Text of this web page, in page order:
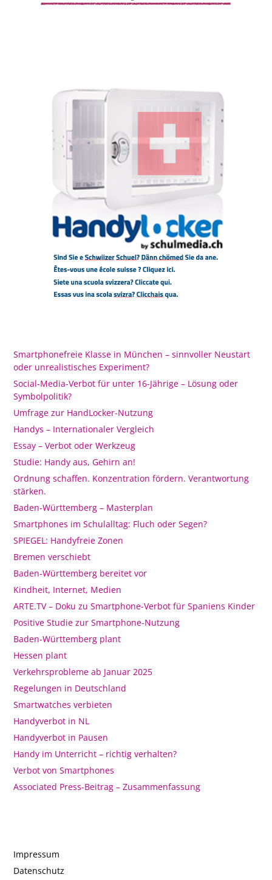
Smartphonefreie Klasse in München – sinnvoller Neustart
oder unrealistisches Experiment?
Social-Media-Verbot für unter 16-Jährige – Lösung oder
Symbolpolitik?
Umfrage zur HandLocker-Nutzung
Handys – Internationaler Vergleich
Essay – Verbot oder Werkzeug
Studie: Handy aus, Gehirn an!
Ordnung schaffen. Konzentration fördern. Verantwortung
stärken.
Baden-Württemberg – Masterplan
Smartphones im Schulalltag: Fluch oder Segen?
SPIEGEL: Handyfreie Zonen
Bremen verschiebt
Baden-Württemberg bereitet vor
Kindheit, Internet, Medien
ARTE.TV – Doku zu Smartphone-Verbot für Spaniens Kinder
Positive Studie zur Smartphone-Nutzung
Baden-Württemberg plant
Hessen plant
Verkehrsprobleme ab Januar 2025
Regelungen in Deutschland
Smartwatches verbieten
Handyverbot in NL
Handyverbot in Pausen
Handy im Unterricht – richtig verhalten?
Verbot von Smartphones
Associated Press-Beitrag – Zusammenfassung
Impressum
Datenschutz